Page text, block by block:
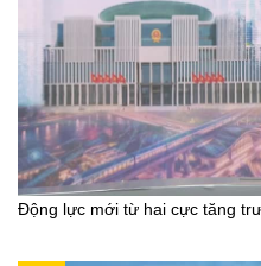
Động lực mới từ hai cực tăng